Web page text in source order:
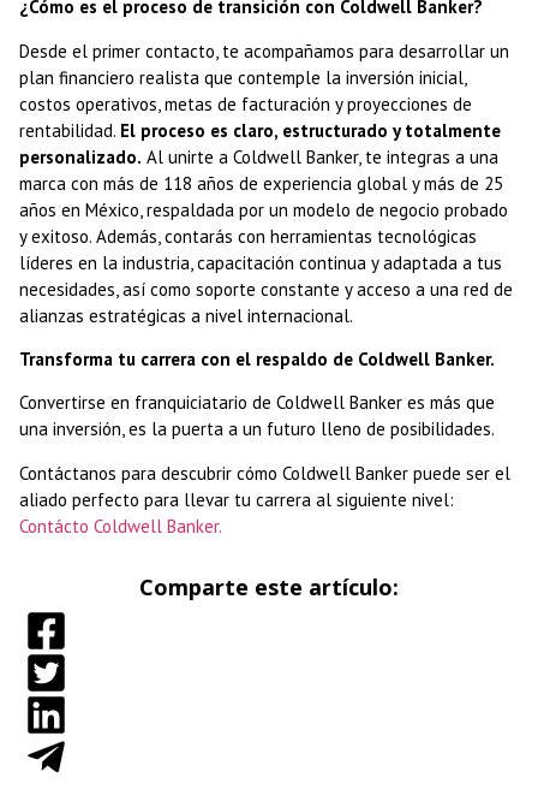
¿Cómo es el proceso de transición con Coldwell Banker?
Desde el primer contacto, te acompañamos para desarrollar un
plan financiero realista que contemple la inversión inicial,
costos operativos, metas de facturación y proyecciones de
rentabilidad. El proceso es claro, estructurado y totalmente
personalizado. Al unirte a Coldwell Banker, te integras a una
marca con más de 118 años de experiencia global y más de 25
años en México, respaldada por un modelo de negocio probado
y exitoso. Además, contarás con herramientas tecnológicas
líderes en la industria, capacitación continua y adaptada a tus
necesidades, así como soporte constante y acceso a una red de
alianzas estratégicas a nivel internacional.
Transforma tu carrera con el respaldo de Coldwell Banker.
Convertirse en franquiciatario de Coldwell Banker es más que
una inversión, es la puerta a un futuro lleno de posibilidades.
Contáctanos para descubrir cómo Coldwell Banker puede ser el
aliado perfecto para llevar tu carrera al siguiente nivel:
Contácto Coldwell Banker.
Comparte este artículo: